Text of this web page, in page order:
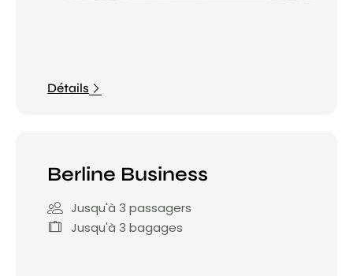
Détails
Berline Business
Jusqu'à 3 passagers
Jusqu'à 3 bagages